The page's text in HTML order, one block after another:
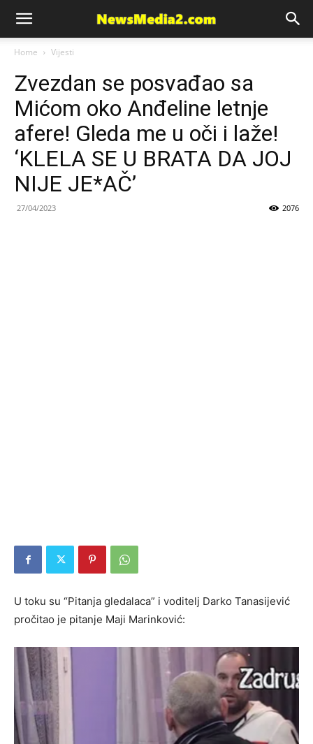
News
Media
Home Vijesti
Zvezdan se posvađao sa
Mićom oko Anđeline letnje
afere! Gleda me u oči i laže!
‘KLELA SE U BRATA DA JOJ
NIJE JE*AČ’
27/04/2023 2076
U toku su “Pitanja gledalaca” i voditelj Darko Tanasijević
pročitao je pitanje Maji Marinković: